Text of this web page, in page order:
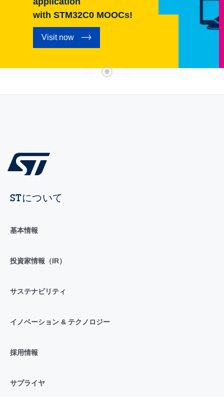
with STM32C0 MOOCs!
Visit now
STについて
基本情報
投資家情報（IR）
サステナビリティ
イノベーション & テクノロジー
採用情報
サプライヤ